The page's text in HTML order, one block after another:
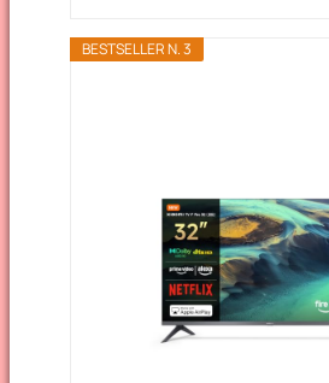
BESTSELLER N. 3